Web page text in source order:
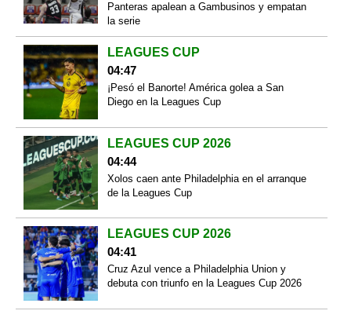
Panteras apalean a Gambusinos y empatan
la serie
LEAGUES CUP
04:47
¡Pesó el Banorte! América golea a San
Diego en la Leagues Cup
LEAGUES CUP 2026
04:44
Xolos caen ante Philadelphia en el arranque
de la Leagues Cup
LEAGUES CUP 2026
04:41
Cruz Azul vence a Philadelphia Union y
debuta con triunfo en la Leagues Cup 2026